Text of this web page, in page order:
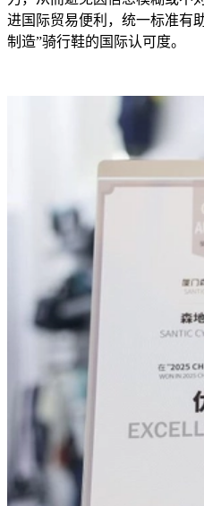
进国际贸易便利，统一标准有
制造”骑行鞋的国际认可度。